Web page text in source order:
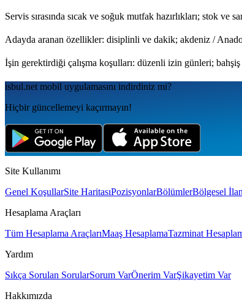
Servis sırasında sıcak ve soğuk mutfak hazırlıkları; stok
Adayda aranan özellikler: disiplinli ve dakik; akdeniz /
İşin gerektirdiği çalışma koşulları: düzenli izin günleri;
isbul.net mobil uygulamаsını indirdiniz mi?
Hiçbir güncellemeyi kaçırmayın!
Site Kullanımı
Genel KoşullarSite HaritasıPozisyonlarBölümlerBölgesel
Hesaplama Araçları
Tüm Hesaplama AraçlarıMaaş HesaplamaTazminat
Yardım
Sıkça Sorulan SorularSorum VarÖnerim VarŞikayetim Var
Hakkımızda